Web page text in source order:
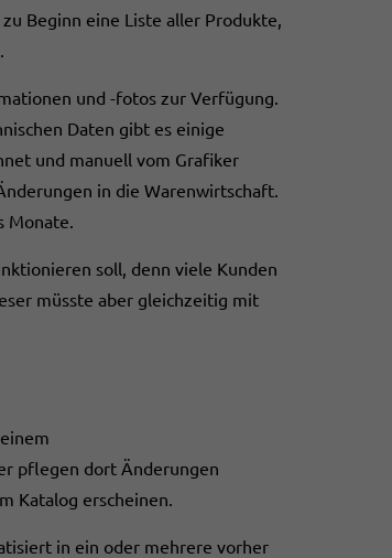
Beginn eine Liste aller Produkte,
und -fotos zur Verfügung.
Daten gibt es einige
und manuell vom Grafiker
in die Warenwirtschaft.
Monate.
soll, denn viele Kunden
müsste aber gleichzeitig mit
pflegen dort Änderungen
Katalog erscheinen.
in ein oder mehrere vorher